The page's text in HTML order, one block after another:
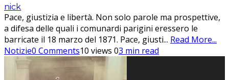
nick
Pace, giustizia e libertà. Non solo parole ma prospettive,
a difesa delle quali i comunardi parigini eressero le
barricate il 18 marzo del 1871. Pace, giusti... Read More...
Notizie0 Comments10 views 03 min read